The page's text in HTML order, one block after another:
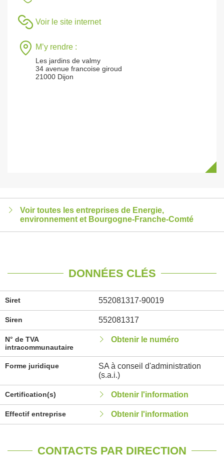
Voir le site internet
M’y rendre :
Les jardins de valmy
34 avenue francoise giroud
21000 Dijon
Voir toutes les entreprises de Energie,
environnement et Bourgogne-Franche-Comté
DONNÉES CLÉS
Siret 552081317-90019
Siren 552081317
N° de TVA
intracommunautaire
Obtenir le numéro
Forme juridique
SA à conseil d'administration
(s.a.i.)
Certification(s) Obtenir l'information
Effectif entreprise Obtenir l'information
CONTACTS PAR DIRECTION